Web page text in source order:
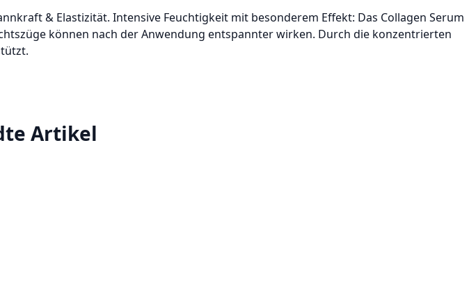
& Elastizität. Intensive Feuchtigkeit mit besonderem Effekt: Das Collagen Serum
können nach der Anwendung entspannter wirken. Durch die konzentrierten
Artikel